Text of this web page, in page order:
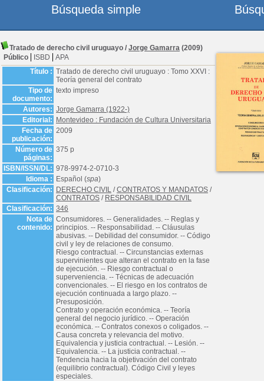
Tratado de derecho civil uruguayo / Jorge Gamarra (2009)
Público
ISBD
APA
Título : Tratado de derecho civil uruguayo : Tomo XXVI :
Teoría general del contrato
Tipo de
documento:
texto impreso
Autores: Jorge Gamarra (1922-)
Editorial:
Montevideo : Fundación de Cultura Universitaria
Fecha de
publicación:
2009
Número de
páginas:
375 p
ISBN/ISSN/DL: 978-9974-2-0710-3
Idioma :
Español (spa)
Clasificación:
DERECHO CIVIL /CONTRATOS Y MANDATOS /
CONTRATOS / RESPONSABILIDAD CIVIL
Clasificación: 346
Nota de
contenido:
Consumidores. -- Generalidades. -- Reglas y
principios. -- Responsabilidad. -- Cláusulas
abusivas. -- Debilidad del consumidor. -- Código
civil y ley de relaciones de consumo.
Riesgo contractual. -- Circunstancias externas
supervinientes que alteran el contrato en la fase
de ejecución. -- Riesgo contractual o
superveniencia. -- Técnicas de adecuación
convencionales. -- El riesgo en los contratos de
ejecución continuada a largo plazo. --
Presuposición.
Contrato y operación económica. -- Teoría
general del negocio jurídico. -- Operación
económica. -- Contratos conexos o coligados. --
Causa concreta y relevancia del motivo.
Equivalencia y justicia contractual. -- Lesión. --
Equivalencia. -- La justicia contractual. --
Tendencia hacia la objetivación del contrato
(equilibrio contractual). Código Civil y leyes
especiales.
Búsqueda simple